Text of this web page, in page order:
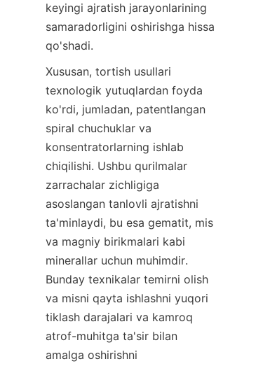
keyingi ajratish jarayonlarining
samaradorligini oshirishga hissa
qo'shadi.
Xususan, tortish usullari
texnologik yutuqlardan foyda
ko'rdi, jumladan, patentlangan
spiral chuchuklar va
konsentratorlarning ishlab
chiqilishi. Ushbu qurilmalar
zarrachalar zichligiga
asoslangan tanlovli ajratishni
ta'minlaydi, bu esa gematit, mis
va magniy birikmalari kabi
minerallar uchun muhimdir.
Bunday texnikalar temirni olish
va misni qayta ishlashni yuqori
tiklash darajalari va kamroq
atrof-muhitga ta'sir bilan
amalga oshirishni